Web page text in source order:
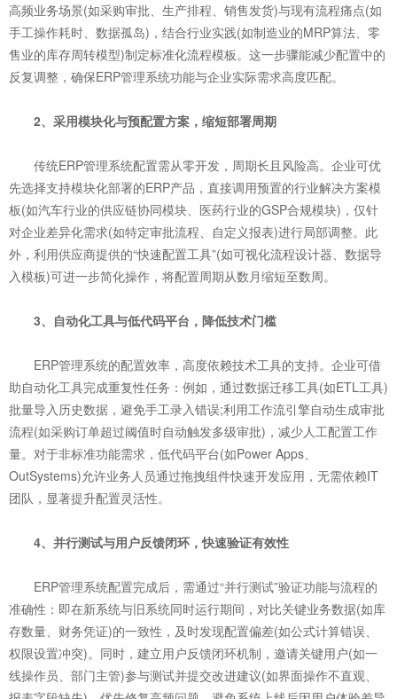
高频业务场景(如采购审批、生产排程、销售发货)与现有流程痛点(如
手工操作耗时、数据孤岛)，结合行业实践(如制造业的MRP算法、零
售业的库存周转模型)制定标准化流程模板。这一步骤能减少配置中的
反复调整，确保ERP管理系统功能与企业实际需求高度匹配。
2、采用模块化与预配置方案，缩短部署周期
传统ERP管理系统配置需从零开发，周期长且风险高。企业可优
先选择支持模块化部署的ERP产品，直接调用预置的行业解决方案模
板(如汽车行业的供应链协同模块、医药行业的GSP合规模块)，仅针
对企业差异化需求(如特定审批流程、自定义报表)进行局部调整。此
外，利用供应商提供的“快速配置工具”(如可视化流程设计器、数据导
入模板)可进一步简化操作，将配置周期从数月缩短至数周。
3、自动化工具与低代码平台，降低技术门槛
ERP管理系统的配置效率，高度依赖技术工具的支持。企业可借
助自动化工具完成重复性任务：例如，通过数据迁移工具(如ETL工具)
批量导入历史数据，避免手工录入错误;利用工作流引擎自动生成审批
流程(如采购订单超过阈值时自动触发多级审批)，减少人工配置工作
量。对于非标准功能需求，低代码平台(如Power Apps、
OutSystems)允许业务人员通过拖拽组件快速开发应用，无需依赖IT
团队，显著提升配置灵活性。
4、并行测试与用户反馈闭环，快速验证有效性
ERP管理系统配置完成后，需通过“并行测试”验证功能与流程的
准确性：即在新系统与旧系统同时运行期间，对比关键业务数据(如库
存数量、财务凭证)的一致性，及时发现配置偏差(如公式计算错误、
权限设置冲突)。同时，建立用户反馈闭环机制，邀请关键用户(如一
线操作员、部门主管)参与测试并提交改进建议(如界面操作不直观、